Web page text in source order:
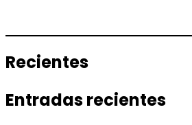
Recientes
Entradas recientes